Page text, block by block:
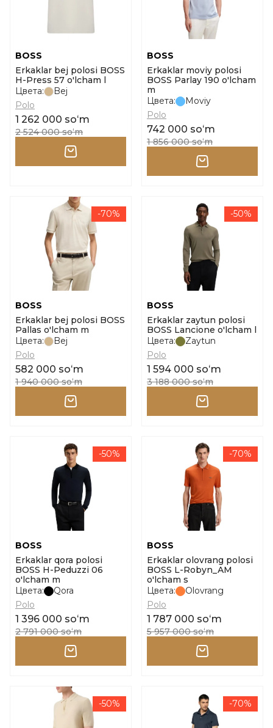
BOSS
Erkaklar bej polosi BOSS
H-Press 57 o'lcham l
Цвета:
Bej
Polo
1 262 000 soʻm
2 524 000 soʻm
BOSS
Erkaklar moviy polosi
BOSS Parlay 190 o'lcham
m
Цвета:
Moviy
Polo
742 000 soʻm
1 856 000 soʻm
-70%
BOSS
Erkaklar bej polosi BOSS
Pallas o'lcham m
Цвета:
Bej
Polo
582 000 soʻm
1 940 000 soʻm
-50%
BOSS
Erkaklar zaytun polosi
BOSS Lancione o'lcham l
Цвета:
Zaytun
Polo
1 594 000 soʻm
3 188 000 soʻm
-50%
BOSS
Erkaklar qora polosi
BOSS H-Peduzzi 06
o'lcham m
Цвета:
Qora
Polo
1 396 000 soʻm
2 791 000 soʻm
-70%
BOSS
Erkaklar olovrang polosi
BOSS L-Robyn_AM
o'lcham s
Цвета:
Olovrang
Polo
1 787 000 soʻm
5 957 000 soʻm
-50% -70%